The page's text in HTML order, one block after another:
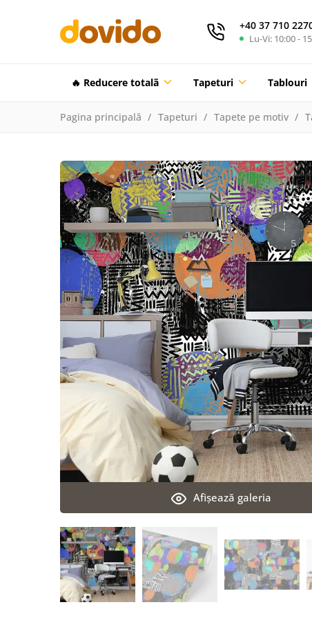
+40 37 710
Lu-Vi: 10:00 -
🔥 Reducere totalã Tapeturi Tablouri
Pagina principală Tapeturi Tapete pe motiv
Afişează galeria